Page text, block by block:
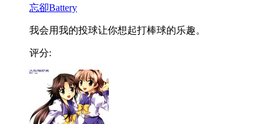
忘卻Battery
我会用我的投球让你想起打棒球的乐趣。
评分: